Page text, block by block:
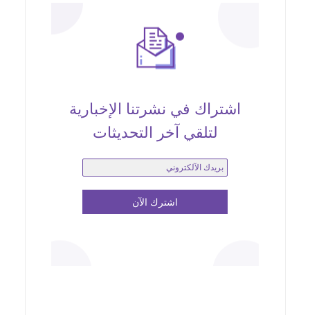
اشتراك في نشرتنا الإخبارية
لتلقي آخر التحديثات